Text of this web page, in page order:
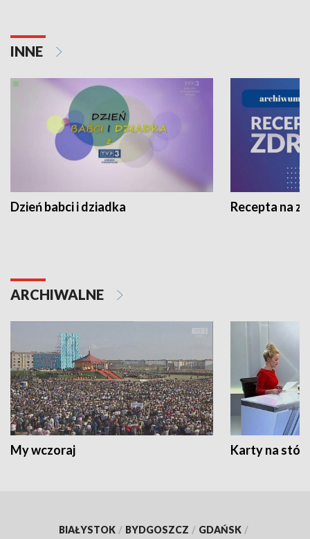
INNE
Dzień babci i dziadka Recepta na
ARCHIWALNE
My wczoraj Karty na
BIAŁYSTOK / BYDGOSZCZ / GDAŃSK /